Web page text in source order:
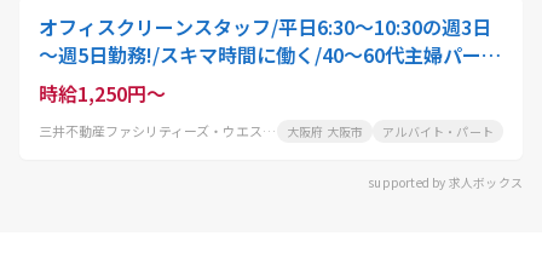
オフィスクリーンスタッフ/平日6:30～10:30の週3日
～週5日勤務!/スキマ時間に働く/40～60代主婦パート
活躍中
時給1,250円～
三井不動産ファシリティーズ・ウエスト株式会社 大阪府 大阪市 アルバイト・パート
supported by 求人ボックス